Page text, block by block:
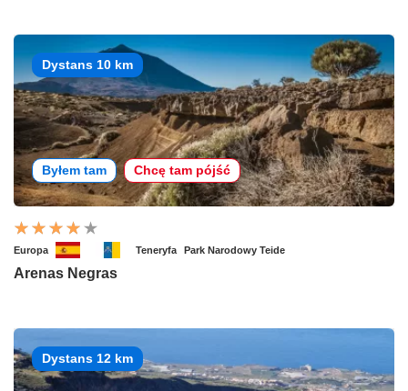
Dystans 10 km
Byłem tam Chcę tam pójść
Europa Teneryfa Park Narodowy Teide
Arenas Negras
Dystans 12 km